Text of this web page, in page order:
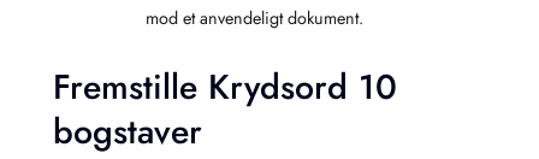
mod et anvendeligt dokument.
Fremstille Krydsord 10
bogstaver